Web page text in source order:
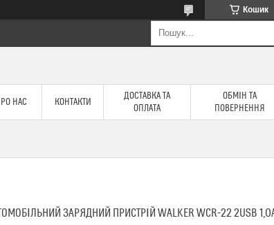
Кошик
НАС КОНТАКТИ
ДОСТАВКА ТА
ОПЛАТА
ОБМІН ТА
ПОВЕРНЕННЯ
ЗАРЯДНИЙ ПРИСТРІЙ WALKER WCR-22 2USB